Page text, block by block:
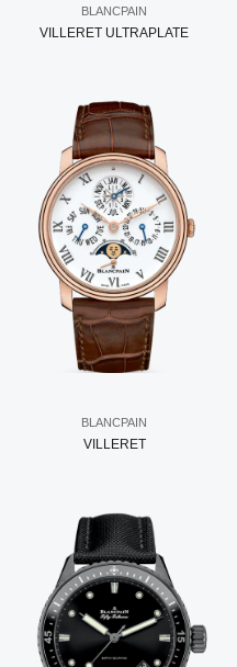
BLANCPAIN
VILLERET ULTRAPLATE
BLANCPAIN
VILLERET